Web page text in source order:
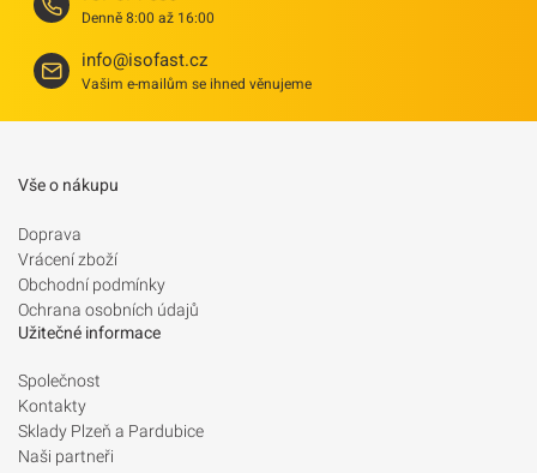
Denně 8:00 až 16:00
info@isofast.cz
Vašim e-mailům se ihned věnujeme
Vše o nákupu
Doprava
Vrácení zboží
Obchodní podmínky
Ochrana osobních údajů
Užitečné informace
Společnost
Kontakty
Sklady Plzeň a Pardubice
Naši partneři